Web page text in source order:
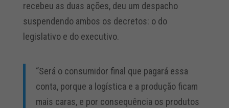
recebeu as duas ações, deu um despacho
suspendendo ambos os decretos: o do
legislativo e do executivo.
“Será o consumidor final que pagará essa
conta, porque a logística e a produção ficam
mais caras, e por consequência os produtos